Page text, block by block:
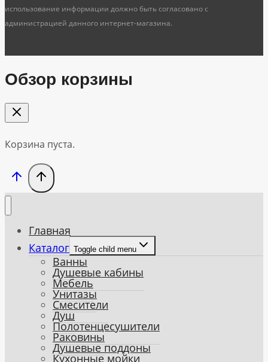
использование информации должно быть согласовано с
администрацией данного интернет-магазина.
Обзор корзины
Корзина пуста.
Главная
Каталог Toggle child menu
Ванны
Душевые кабины
Мебель
Унитазы
Смесители
Душ
Полотенцесушители
Раковины
Душевые поддоны
Кухонные мойки